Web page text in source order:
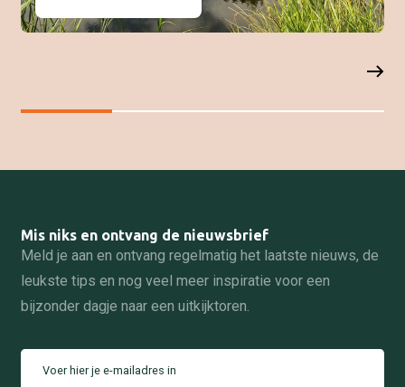
Mis niks en ontvang de nieuwsbrief
Meld je aan en ontvang regelmatig het laatste nieuws, de
leukste tips en nog veel meer inspiratie voor een
bijzonder dagje naar een uitkijktoren.
Voer hier je e-mailadres in